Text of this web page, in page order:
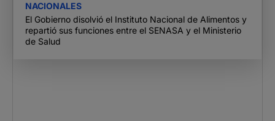
NACIONALES
El Gobierno disolvió el Instituto Nacional de Alimentos y
repartió sus funciones entre el SENASA y el Ministerio
de Salud